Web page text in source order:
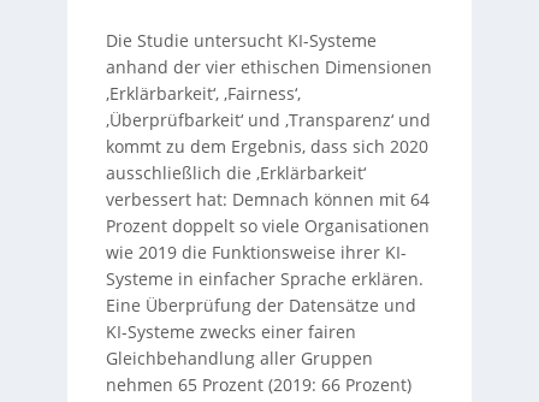
Die Studie untersucht KI-Systeme
anhand der vier ethischen Dimensionen
‚Erklärbarkeit‘, ‚Fairness‘,
‚Überprüfbarkeit‘ und ‚Transparenz‘ und
kommt zu dem Ergebnis, dass sich 2020
ausschließlich die ‚Erklärbarkeit‘
verbessert hat: Demnach können mit 64
Prozent doppelt so viele Organisationen
wie 2019 die Funktionsweise ihrer KI-
Systeme in einfacher Sprache erklären.
Eine Überprüfung der Datensätze und
KI-Systeme zwecks einer fairen
Gleichbehandlung aller Gruppen
nehmen 65 Prozent (2019: 66 Prozent)